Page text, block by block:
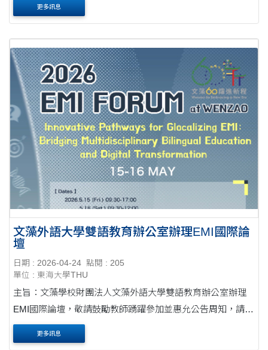
一、為強化教師全球素養與素養導向評量知....
更多訊息
文藻外語大學雙語教育辦公室辦理EMI國際論
壇
日期 : 2026-04-24 點閱 : 205
單位 : 東海大學THU
主旨：文藻學校財團法人文藻外語大學雙語教育辦公室辦理
EMI國際論壇，敬請鼓勵教師踴躍參加並惠允公告周知，請查
照。公文 說明： 一、旨揭論壇資訊如下： (一)演講主題：創
新路徑之EMI全球在地化：連結跨學科雙....
更多訊息